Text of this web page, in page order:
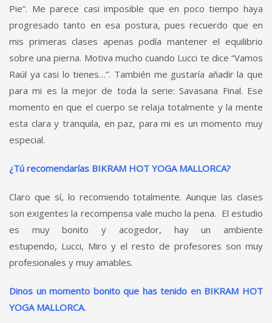
Pie”. Me parece casi imposible que en poco tiempo haya
progresado tanto en esa postura, pues recuerdo que en
mis primeras clases apenas podía mantener el equilibrio
sobre una pierna. Motiva mucho cuando Lucci te dice “Vamos
Raúl ya casi lo tienes…”. También me gustaría añadir la que
para mi es la mejor de toda la serie: Savasana Final. Ese
momento en que el cuerpo se relaja totalmente y la mente
esta clara y tranquila, en paz, para mi es un momento muy
especial.
¿Tú recomendarías BIKRAM HOT YOGA MALLORCA?
Claro que sí, lo recomiendo totalmente. Aunque las clases
son exigentes la recompensa vale mucho la pena. El estudio
es muy bonito y acogedor, hay un ambiente
estupendo, Lucci, Miro y el resto de profesores son muy
profesionales y muy amables.
Dinos un momento bonito que has tenido en BIKRAM HOT
YOGA MALLORCA.